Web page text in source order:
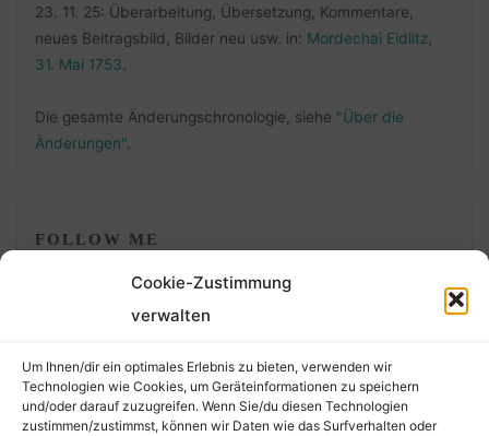
Cookie-Zustimmung
verwalten
Um Ihnen/dir ein optimales Erlebnis zu bieten, verwenden wir
Technologien wie Cookies, um Geräteinformationen zu speichern
und/oder darauf zuzugreifen. Wenn Sie/du diesen Technologien
zustimmen/zustimmst, können wir Daten wie das Surfverhalten oder
23. 11. 25: Überarbeitung, Übersetzung, Kommentare,
neues Beitragsbild, Bilder neu usw. in: Mordechai Eidlitz,
31. Mai 1753
Die gesamte Änderungschronologie, siehe "Über die
Änderungen".
FOLLOW ME